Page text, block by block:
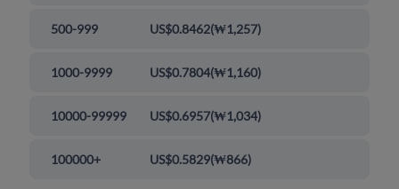
500-999 US$0.8462(₩1,257)
1000-9999 US$0.7804(₩1,160)
10000-99999 US$0.6957(₩1,034)
100000+ US$0.5829(₩866)